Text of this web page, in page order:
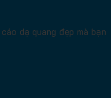
dạ quang đẹp mà bạn